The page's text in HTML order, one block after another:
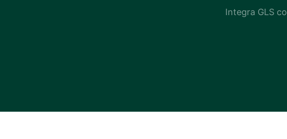
Integra GLS